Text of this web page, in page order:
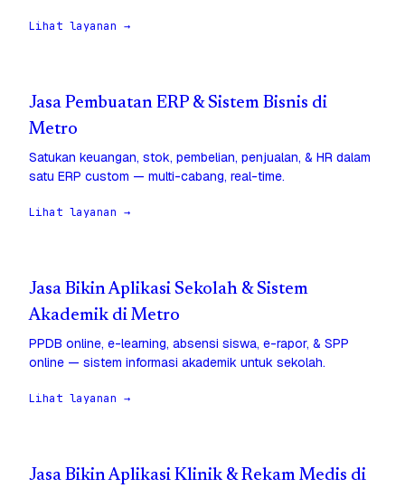
Lihat layanan →
Jasa Pembuatan ERP & Sistem Bisnis di
Metro
Satukan keuangan, stok, pembelian, penjualan, & HR dalam
satu ERP custom — multi-cabang, real-time.
Lihat layanan →
Jasa Bikin Aplikasi Sekolah & Sistem
Akademik di Metro
PPDB online, e-learning, absensi siswa, e-rapor, & SPP
online — sistem informasi akademik untuk sekolah.
Lihat layanan →
Jasa Bikin Aplikasi Klinik & Rekam Medis di